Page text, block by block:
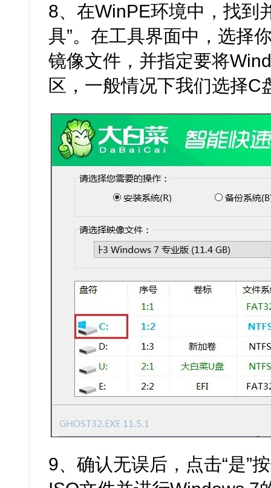
8、在WinPE环境中，找到
具”。在工具界面中，选择
镜像文件，并指定要将
区，一般情况下我们选择C
9、确认无误后，点击“是”